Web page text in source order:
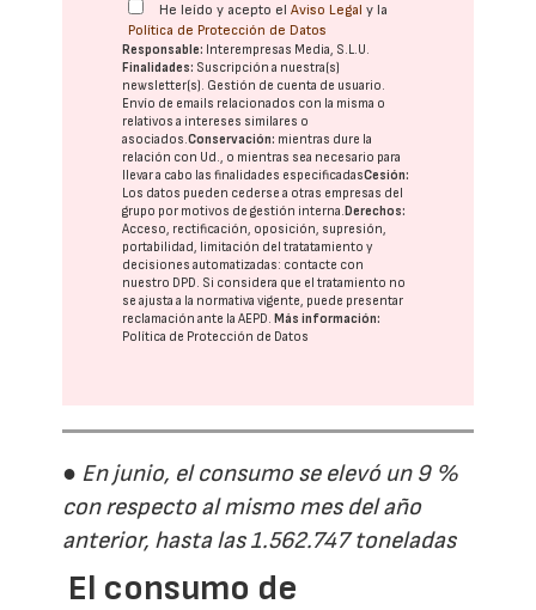
He leído y acepto elAviso Legal y la
Política de Protección de Datos
Responsable: Interempresas Media, S.L.U.
Finalidades: Suscripción a nuestra(s)
newsletter(s). Gestión de cuenta de usuario.
Envío de emails relacionados con la misma o
relativos a intereses similares o
asociados.Conservación: mientras dure la
relación con Ud., o mientras sea necesario para
llevar a cabo las finalidades especificadasCesión:
Los datos pueden cederse a otras empresas del
grupo por motivos de gestión interna. Derechos:
Acceso, rectificación, oposición, supresión,
portabilidad, limitación del tratatamiento y
decisiones automatizadas: contacte con
nuestro DPD. Si considera que el tratamiento no
se ajusta a la normativa vigente, puede presentar
reclamación ante laAEPD. Más información:
Política de Protección de Datos
● En junio, el consumo se elevó un 9 %
con respecto al mismo mes del año
anterior, hasta las 1.562.747 toneladas
El consumo de